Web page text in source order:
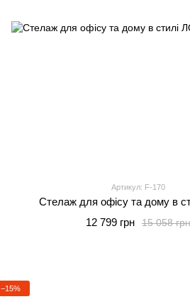
Артикул: F-170
Стелаж для офісу та дому в
15 058 грн
12 799 грн
−15%